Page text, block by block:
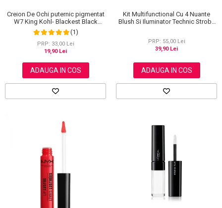
Creion De Ochi puternic pigmentat
W7 King Kohl- Blackest Black
(Negru) (1)
PRP: 33,00 Lei
19,90 Lei
ADAUGA IN COS
Kit Multifunctional Cu 4 Nuante
Blush Si Iluminator Technic Strobe
PRP: 55,00 Lei
39,90 Lei
ADAUGA IN COS